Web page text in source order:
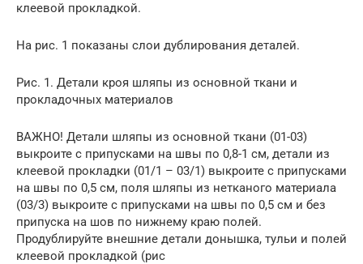
клеевой прокладкой.
На рис. 1 показаны слои дублирования деталей.
Рис. 1. Детали кроя шляпы из основной ткани и
прокладочных материалов
ВАЖНО! Детали шляпы из основной ткани (01-03)
выкроите с припусками на швы по 0,8-1 см, детали из
клеевой прокладки (01/1 – 03/1) выкроите с припусками
на швы по 0,5 см, поля шляпы из нетканого материала
(03/3) выкроите с припусками на швы по 0,5 см и без
припуска на шов по нижнему краю полей.
Продублируйте внешние детали донышка, тульи и полей
клеевой прокладкой (рис